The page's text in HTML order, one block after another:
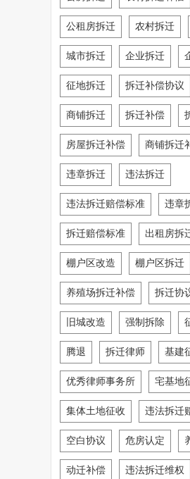
公租房拆迁 农村拆迁
城市拆迁 企业拆迁
征地拆迁 拆迁补偿协议
商铺拆迁 拆迁补偿
房屋拆迁补偿 商铺拆迁
违章拆迁 违法拆迁
违法拆迁赔偿标准 违章
拆迁赔偿标准 出租房拆
棚户区改造 棚户区拆迁
养殖场拆迁补偿 拆迁协
旧城改造 强制拆除
腾退 拆迁律师 基建
优秀律师事务所 宅基地
集体土地征收 违法拆迁
空白协议 危房认定
动迁补偿 违法拆迁维权